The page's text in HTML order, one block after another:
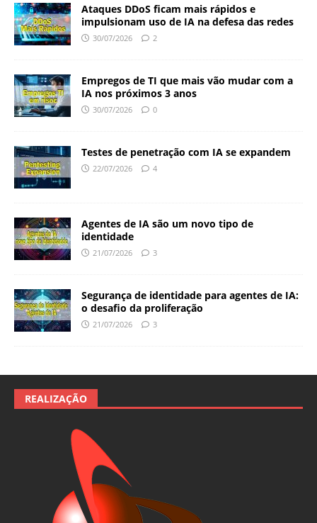
Ataques DDoS ficam mais rápidos e
impulsionam uso de IA na defesa das redes
30/07/2026 2
Empregos de TI que mais vão mudar com a
IA nos próximos 3 anos
30/07/2026 0
Testes de penetração com IA se expandem
22/07/2026 4
Agentes de IA são um novo tipo de
identidade
21/07/2026 3
Segurança de identidade para agentes de IA:
o desafio da proliferação
21/07/2026 3
REALIZAÇÃO